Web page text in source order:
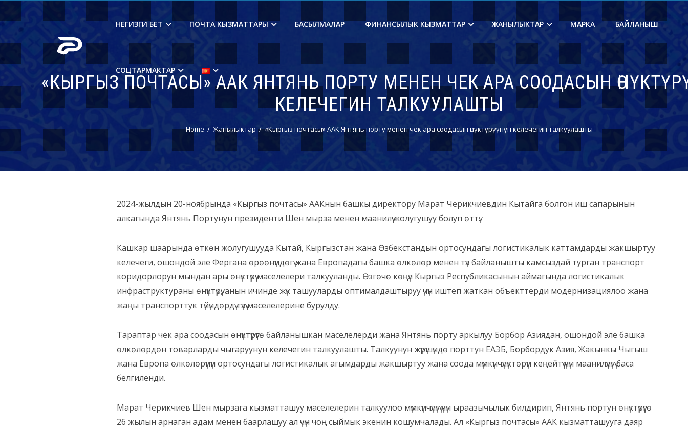
НЕГИЗГИ БЕТ ПОЧТА КЫЗМАТТАРЫ БАСЫЛМАЛАР ФИНАНСЫЛЫК КЫЗМАТТАР ЖАНЫЛЫКТАР МАРКА БАЙЛАНЫШ
СОЦТАРМАКТАР
«КЫРГЫЗ ПОЧТАСЫ» ААК ЯНТЯНЬ ПОРТУ МЕНЕН ЧЕК АРА СООДАСЫН
КЕЛЕЧЕГИН ТАЛКУУЛАШТЫ
Home Жанылыктар «Кыргыз почтасы» ААК Янтянь порту менен чек ара соодасын өнүктүрүүнүн келечегин талкуулашты
2024-жылдын 20-ноябрында «Кыргыз почтасы» ААКнын башкы директору Марат Черикчиевдин Кытайга болгон иш сапарынын
алкагында Янтянь Портунун президенти Шен мырза менен маанилүү жолугушуу болуп өттү.
Кашкар шаарында өткөн жолугушууда Кытай, Кыргызстан жана Өзбекстандын ортосундагы логистикалык каттамдарды жакшыртуу
келечеги, ошондой эле Фергана өрөөнүндөгү жана Европадагы башка өлкөлөр менен түз байланышты камсыздай турган транспорт
коридорлорун мындан ары өнүктүрүү маселелери талкууланды. Өзгөчө көңүл Кыргыз Республикасынын аймагында логистикалык
инфраструктураны өнүктүрүү, анын ичинде жүк ташууларды оптималдаштыруу үчүн иштеп жаткан объекттерди модернизациялоо жана
жаңы транспорттук түйүндөрдү түзүү маселелерине бурулду.
Тараптар чек ара соодасын өнүктүрүүгө байланышкан маселелерди жана Янтянь порту аркылуу Борбор Азиядан, ошондой эле башка
өлкөлөрдөн товарларды чыгаруунун келечегин талкуулашты. Талкуунун жүрүшүндө порттун ЕАЭБ, Борбордук Азия, Жакынкы Чыгыш
жана Европа өлкөлөрүнүн ортосундагы логистикалык агымдарды жакшыртуу жана соода мүмкүнчүлүктөрүн кеңейтүү үчүн маанилүүлүгү баса
белгиленди.
Марат Черикчиев Шен мырзага кызматташуу маселелерин талкуулоо мүмкүнчүлүгү үчүн ыраазычылык билдирип, Янтянь портун өнүктүрүүгө
26 жылын арнаган адам менен баарлашуу ал үчүн чоң сыймык экенин кошумчалады. Ал «Кыргыз почтасы» ААК кызматташууга даяр